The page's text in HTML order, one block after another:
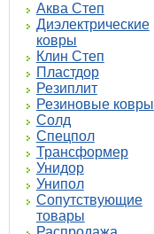
Аква Степ
Диэлектрические
ковры
Клин Степ
Пластдор
Резиплит
Резиновые ковры
Солд
Спецпол
Трансформер
Унидор
Унипол
Сопутствующие
товары